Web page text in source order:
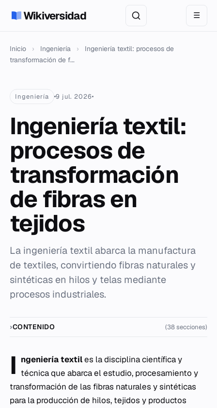
Wikiversidad ☰
Inicio › Ingeniería ›
Ingeniería textil: procesos de
transformación de f...
Ingeniería 9 jul. 2026
Ingeniería textil:
procesos de
transformación
de fibras en
tejidos
La ingeniería textil abarca la manufactura
de textiles, convirtiendo fibras naturales y
sintéticas en hilos y telas mediante
procesos industriales.
CONTENIDO (38 secciones)
I ngeniería textiles la disciplina científica y
técnica que abarca el estudio, procesamiento y
transformación de las fibras naturales y sintéticas
para la producción de hilos, tejidos y productos